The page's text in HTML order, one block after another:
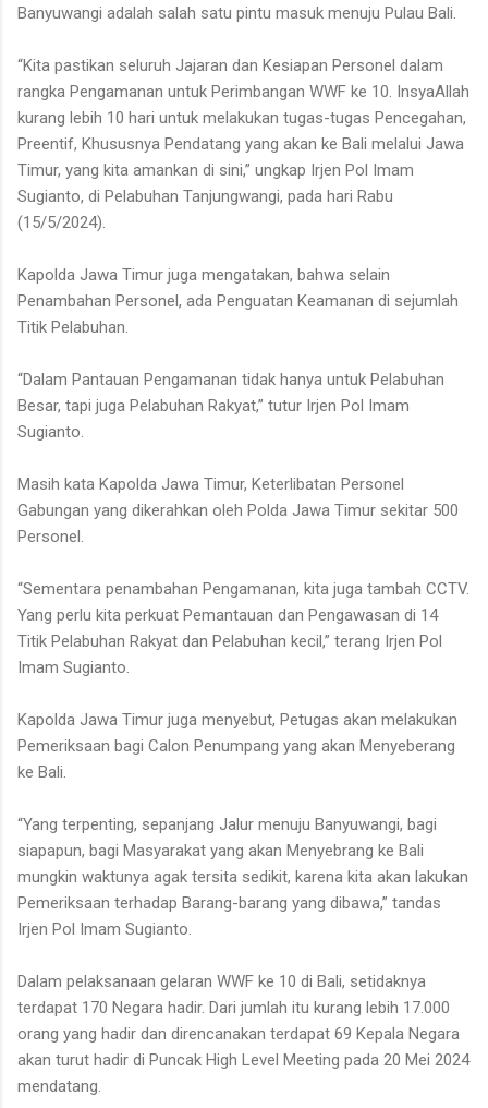
Banyuwangi adalah salah satu pintu masuk menuju Pulau Bali.
“Kita pastikan seluruh Jajaran dan Kesiapan Personel dalam
rangka Pengamanan untuk Perimbangan WWF ke 10. InsyaAllah
kurang lebih 10 hari untuk melakukan tugas-tugas Pencegahan,
Preentif, Khususnya Pendatang yang akan ke Bali melalui Jawa
Timur, yang kita amankan di sini,” ungkap Irjen Pol Imam
Sugianto, di Pelabuhan Tanjungwangi, pada hari Rabu
(15/5/2024).
Kapolda Jawa Timur juga mengatakan, bahwa selain
Penambahan Personel, ada Penguatan Keamanan di sejumlah
Titik Pelabuhan.
“Dalam Pantauan Pengamanan tidak hanya untuk Pelabuhan
Besar, tapi juga Pelabuhan Rakyat,” tutur Irjen Pol Imam
Sugianto.
Masih kata Kapolda Jawa Timur, Keterlibatan Personel
Gabungan yang dikerahkan oleh Polda Jawa Timur sekitar 500
Personel.
“Sementara penambahan Pengamanan, kita juga tambah CCTV.
Yang perlu kita perkuat Pemantauan dan Pengawasan di 14
Titik Pelabuhan Rakyat dan Pelabuhan kecil,” terang Irjen Pol
Imam Sugianto.
Kapolda Jawa Timur juga menyebut, Petugas akan melakukan
Pemeriksaan bagi Calon Penumpang yang akan Menyeberang
ke Bali.
“Yang terpenting, sepanjang Jalur menuju Banyuwangi, bagi
siapapun, bagi Masyarakat yang akan Menyebrang ke Bali
mungkin waktunya agak tersita sedikit, karena kita akan lakukan
Pemeriksaan terhadap Barang-barang yang dibawa,” tandas
Irjen Pol Imam Sugianto.
Dalam pelaksanaan gelaran WWF ke 10 di Bali, setidaknya
terdapat 170 Negara hadir. Dari jumlah itu kurang lebih 17.000
orang yang hadir dan direncanakan terdapat 69 Kepala Negara
akan turut hadir di Puncak High Level Meeting pada 20 Mei 2024
mendatang.